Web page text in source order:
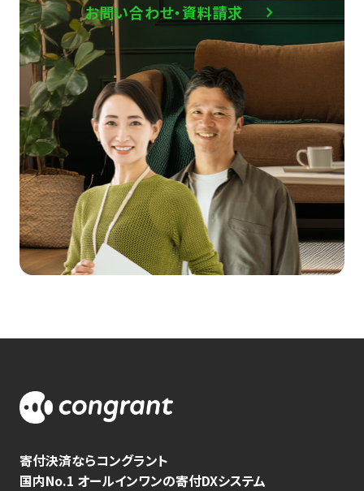
お問い合わせ・資料請求
寄付決済ならコングラント
国内No.1 オールインワンの寄付DXシステム